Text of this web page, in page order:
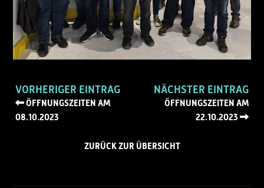
VORHERIGER EINTRAG
ÖFFNUNGSZEITEN AM
08.10.2023
NÄCHSTER EINTRAG
ÖFFNUNGSZEITEN AM
22.10.2023
ZURÜCK ZUR ÜBERSICHT